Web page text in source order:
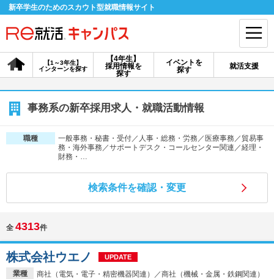
新卒学生のためのスカウト型就職情報サイト
【4年生】
採用情報を
探す
【1～3年生】
インターンを探す
イベントを
探す
就活支援
会員登録 ログイン
会員ID・パスワードを忘れた方はこちら
探す
【4年生】
【4年生】
説明会を探す
【1～3年生】
イベントを探す
就活ノウハウ・サポート
事務系の新卒採用求人・就職活動情報
職種
一般事務・秘書・受付／人事・総務・労務／医療事務／貿易事
務・海外事務／サポートデスク・コールセンター関連／経理・
財務・…
検索条件を確認・変更
全 4313件
業種
商社（電気・電子・精密機器関連）／商社（機械・金属・鉄鋼関連）
株式会社ウエノ UPDATE